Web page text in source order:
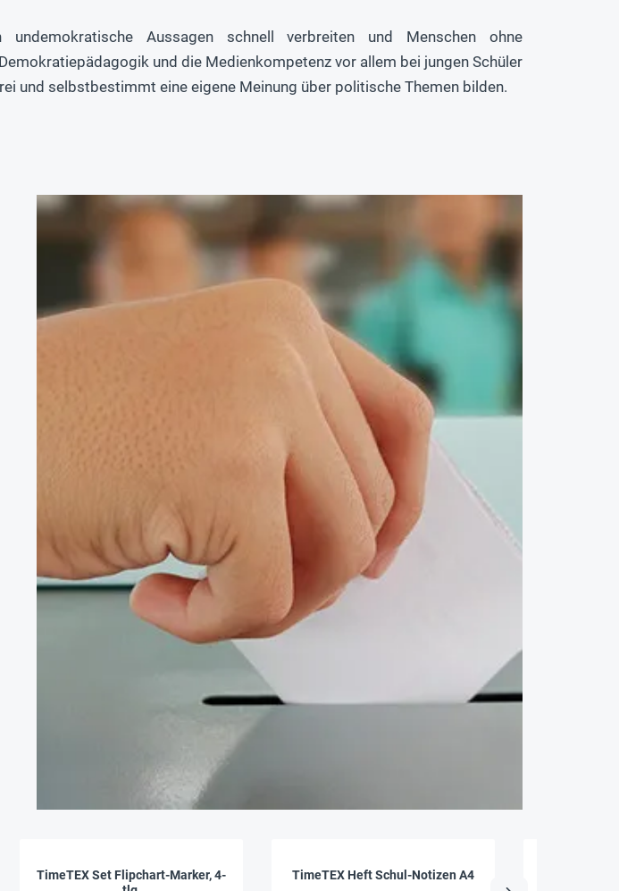
Aussagen schnell verbreiten und Menschen ohne
und die Medienkompetenz vor allem bei jungen Schüler
und selbstbestimmt eine eigene Meinung über politische Themen bilden.
TimeTEX Set Flipchart-Marker, 4-
TimeTEX Heft Schul-Notizen A4